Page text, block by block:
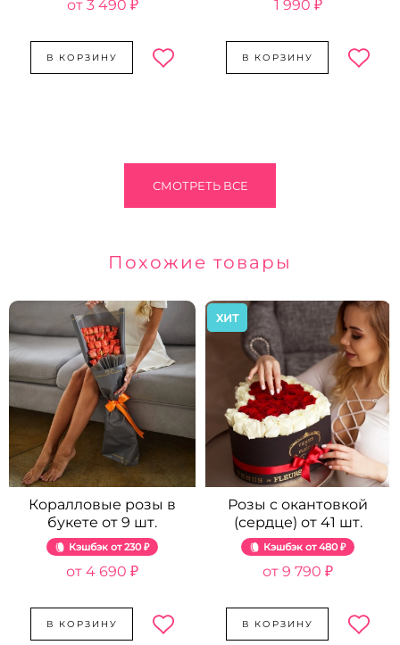
3 490 ₽
В КОРЗИНУ
1 990 ₽
В КОРЗИНУ
СМОТРЕТЬ ВСЕ
Похожие товары
Коралловые розы в
букете от 9 шт.
Кэшбэк 230 ₽
4 690 ₽
В КОРЗИНУ
ХИТ
Розы с окантовкой
(сердце) от 41 шт.
Кэшбэк 480 ₽
9 790 ₽
В КОРЗИНУ